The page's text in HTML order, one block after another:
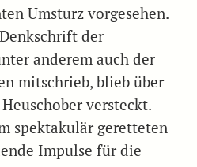
Umsturz vorgesehen.
der
anderem auch der
mitschrieb, blieb über
versteckt.
spektakulär geretteten
Impulse für die